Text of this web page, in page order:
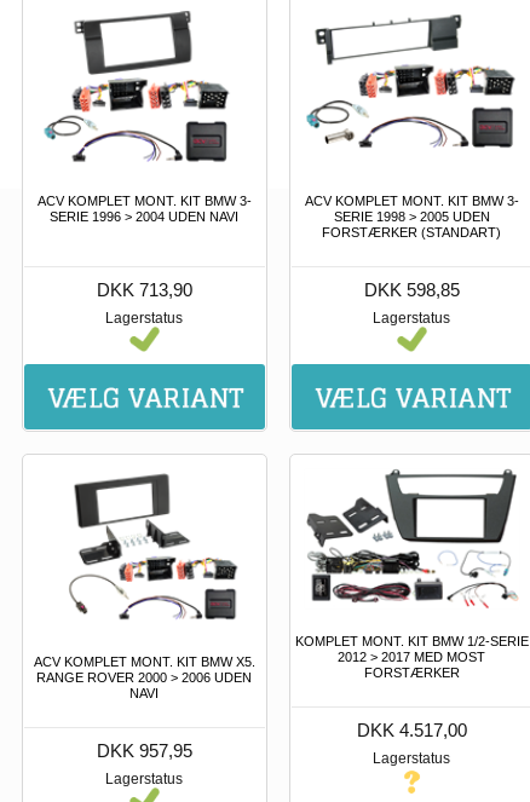
ACV KOMPLET MONT. KIT BMW 3-
SERIE 1996 > 2004 UDEN NAVI
DKK 713,90
Lagerstatus
ACV KOMPLET MONT. KIT BMW 3-
SERIE 1998 > 2005 UDEN
FORSTÆRKER (STANDART)
DKK 598,85
Lagerstatus
ACV KOMPLET MONT. KIT BMW X5.
RANGE ROVER 2000 > 2006 UDEN
NAVI
DKK 957,95
Lagerstatus
KOMPLET MONT. KIT BMW 1/2-SERIE
2012 > 2017 MED MOST
FORSTÆRKER
DKK 4.517,00
Lagerstatus